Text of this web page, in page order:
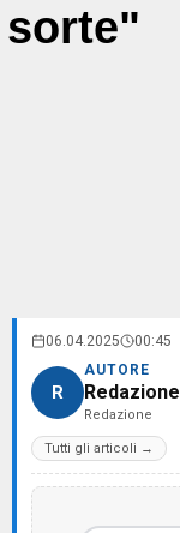
sorte"
06.04.2025 00:45
R
AUTORE
Redazione
Redazione
Tutti gli articoli →